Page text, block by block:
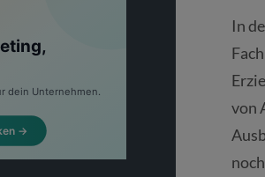
In
von